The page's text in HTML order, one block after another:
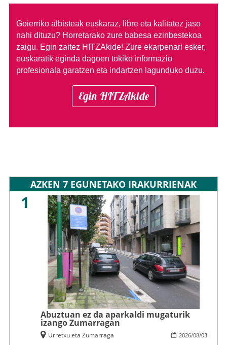
Goierriko albisteak euskaraz, libre eta kalitatez jaso
nahi dituzu? Horretarako zure babesa ezinbestekoa
zaigu. Egin zaitez HITZAkide! Zure ekarpenari esker,
euskaratik eginda dagoen tokiko informazio
profesionala garatzen eta indartzen lagunduko duzu.
Egin HITZAkide
AZKEN 7 EGUNETAKO IRAKURRIENAK
1
Abuztuan ez da aparkaldi mugaturik
izango Zumarragan
2026/08/03
Urretxu eta Zumarraga